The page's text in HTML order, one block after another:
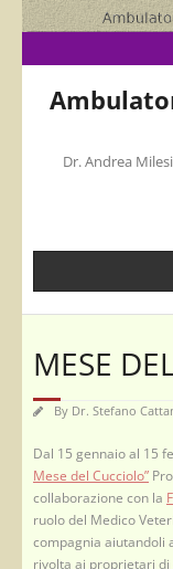
Skip
to
Dr. Andrea
MESE
By Dr. Stefano
Dal 15 gennaio al 15
Mese del Cucciolo”
collaborazione con la
ruolo del Medico
compagnia aiutandoli
rivolta ai proprietari di